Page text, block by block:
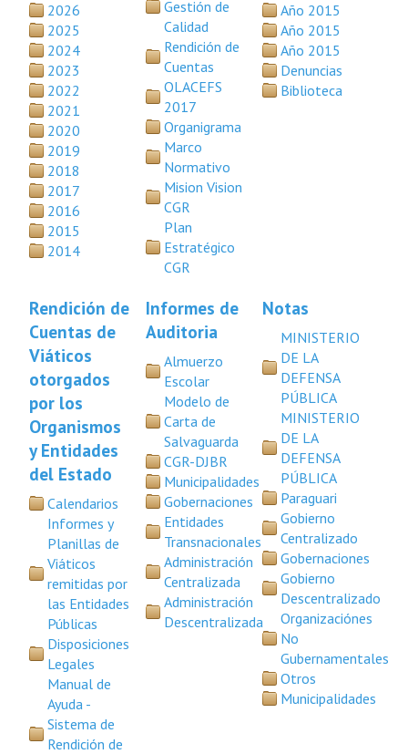
2026
2025
2024
2023
2022
2021
2020
2019
2018
2017
2016
2015
2014
Gestión de
Calidad
Rendición de
Cuentas
OLACEFS
2017
Organigrama
Marco
Normativo
Mision Vision
CGR
Plan
Estratégico
CGR
Año 2015
Año 2015
Año 2015
Denuncias
Biblioteca
Rendición de
Cuentas de
Viáticos
otorgados
por los
Organismos
y Entidades
del Estado
Calendarios
Informes y
Planillas de
Viáticos
remitidas por
las Entidades
Públicas
Disposiciones
Legales
Manual de
Ayuda -
Sistema de
Rendición de
Informes de
Auditoria
Almuerzo
Escolar
Modelo de
Carta de
Salvaguarda
CGR-DJBR
Municipalidades
Gobernaciones
Entidades
Transnacionales
Administración
Centralizada
Administración
Descentralizada
Notas
MINISTERIO
DE LA
DEFENSA
PÚBLICA
MINISTERIO
DE LA
DEFENSA
PÚBLICA
Paraguari
Gobierno
Centralizado
Gobernaciones
Gobierno
Descentralizado
Organizaciónes
No
Gubernamentales
Otros
Municipalidades